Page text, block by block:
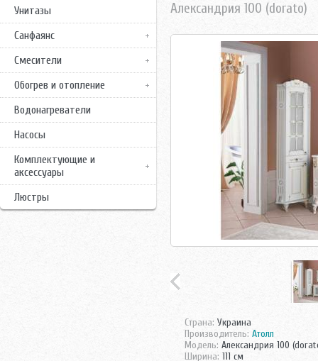
Унитазы
Санфаянс
Смесители
Обогрев и отопление
Водонагреватели
Насосы
Комплектующие и
аксессуары
Люстры
Александрия 100 (dorato)
Страна: Украина
Производитель: Атолл
Модель: Александрия 100
Ширина: 111 см